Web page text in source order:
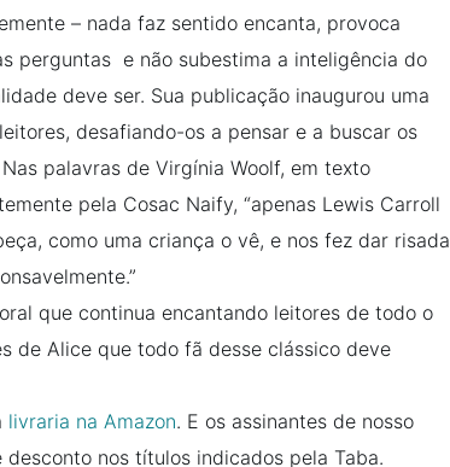
– nada faz sentido encanta, provoca
perguntas e não subestima a inteligência do
deve ser. Sua publicação inaugurou uma
desafiando-os a pensar e a buscar os
palavras de Virgínia Woolf, em texto
pela Cosac Naify, “apenas Lewis Carroll
como uma criança o vê, e nos fez dar risada
que continua encantando leitores de todo o
de Alice que todo fã desse clássico deve
livraria na Amazon. E os assinantes de nosso
desconto nos títulos indicados pela Taba.